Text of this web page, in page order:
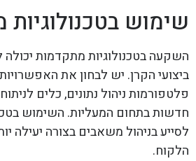
שימוש
השקעה בטכנולוגיות מתקדמות
ביצועי הקרן. יש לבחון את
פלטפורמות ניהול נתונים, כלים לניתוח
חדשות בתחום המעליות. השימוש
לסייע בניהול משאבים בצורה יעילה
הלקוח.